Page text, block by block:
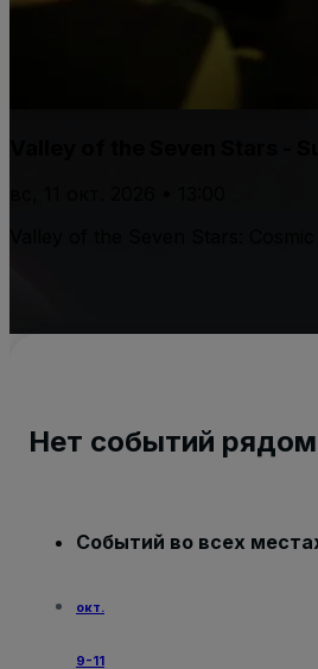
Нет событий
Событий во всех
окт.
9-11